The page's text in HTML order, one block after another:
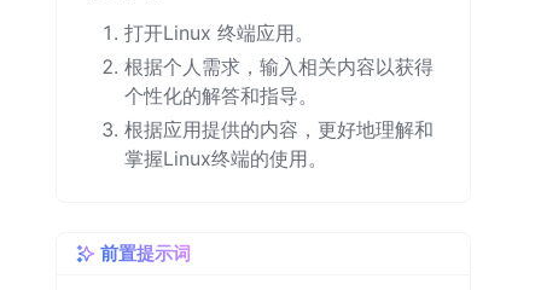
打开Linux 终端应用。
根据个人需求，输入相关内容以获得
个性化的解答和指导。
根据应用提供的内容，更好地理解和
掌握Linux终端的使用。
前置提示词